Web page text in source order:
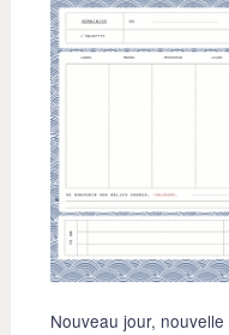
Nouveau jour,